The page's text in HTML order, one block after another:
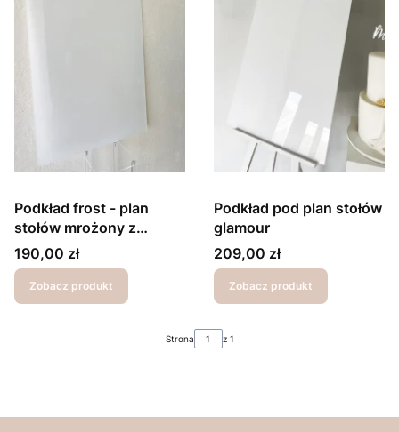
Podkład frost - plan
stołów mrożony z
lustrzanym nagłówkiem
Cena
190,00 zł
Zobacz produkt
Podkład pod plan stołów
glamour
Cena
209,00 zł
Zobacz produkt
Strona z 1